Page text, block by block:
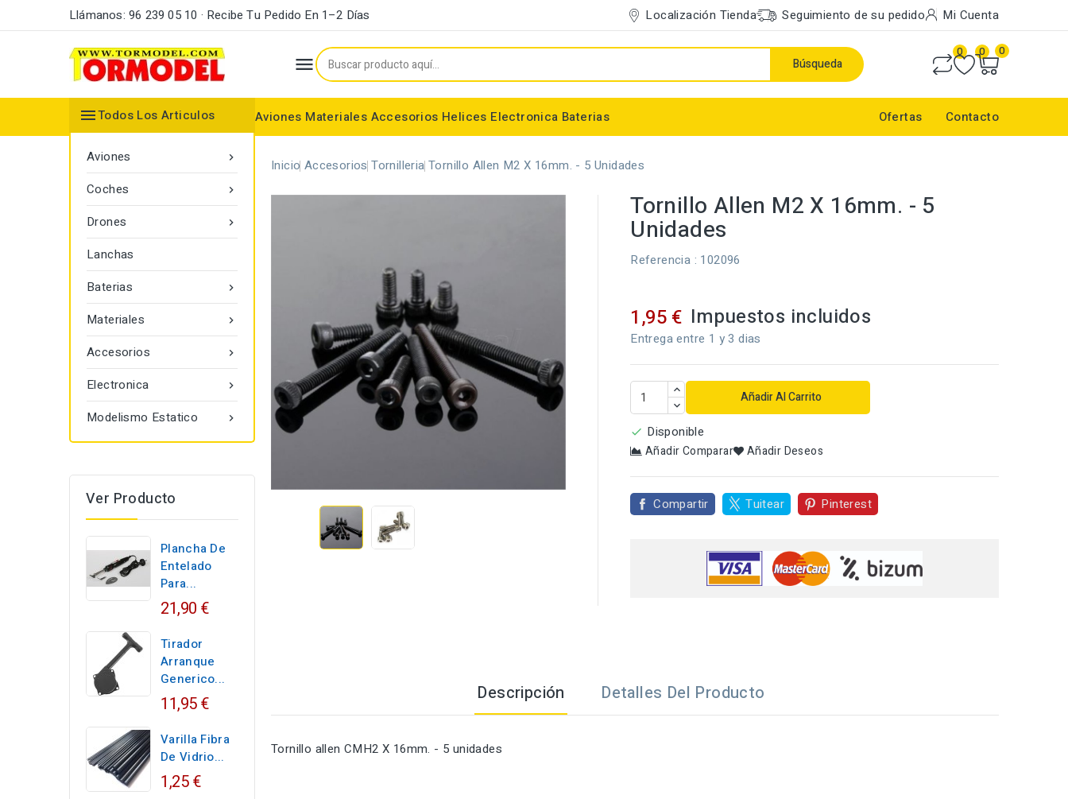
Llámanos: 96 239 05 10 · Recibe Tu Pedido En 1–2 Días Localización Tienda Seguimiento de su pedido Mi Cuenta
 Búsqueda
0 0 0
Aviones Materiales Accesorios Helices Electronica Baterias Ofertas Contacto
Todos Los Articulos

Aviones

Coches

Drones
Lanchas

Baterias

Materiales

Accesorios

Electronica

Modelismo Estatico
Ver Producto
Plancha De
Entelado
Para...
21,90 €
Tirador
Arranque
Generico...
11,95 €
Varilla Fibra
De Vidrio...
1,25 €
Inicio Accesorios Tornilleria Tornillo Allen M2 X 16mm. - 5 Unidades
Tornillo Allen M2 X 16mm. - 5
Unidades
Referencia : 102096
1,95 € Impuestos incluidos
Entrega entre 1 y 3 dias
Añadir Al Carrito
 Disponible
Añadir Comparar Añadir Deseos
Compartir Tuitear Pinterest
Descripción Detalles Del Producto
Tornillo allen CMH2 X 16mm. - 5 unidades